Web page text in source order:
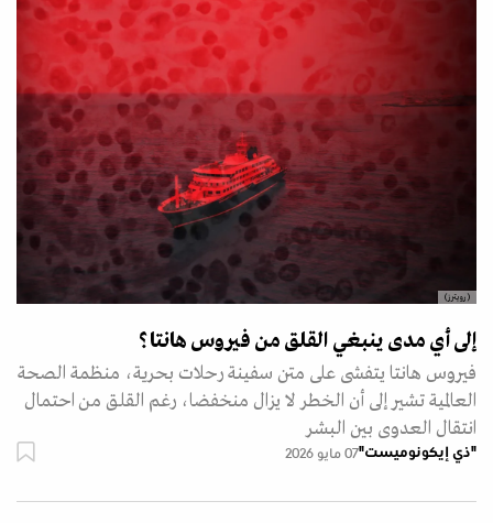
(رويترز)
إلى أي مدى ينبغي القلق من فيروس هانتا؟
فيروس هانتا يتفشى على متن سفينة رحلات بحرية، منظمة الصحة
العالمية تشير إلى أن الخطر لا يزال منخفضا، رغم القلق من احتمال
انتقال العدوى بين البشر
"ذي إيكونوميست"07 مايو 2026